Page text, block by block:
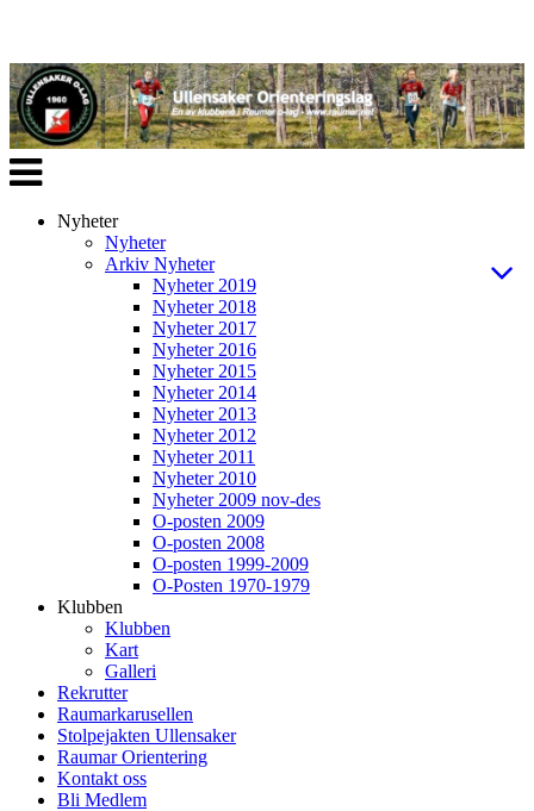
Veksle
navigasjon
Nyheter
Nyheter
Arkiv Nyheter
Nyheter 2019
Nyheter 2018
Nyheter 2017
Nyheter 2016
Nyheter 2015
Nyheter 2014
Nyheter 2013
Nyheter 2012
Nyheter 2011
Nyheter 2010
Nyheter 2009 nov-des
O-posten 2009
O-posten 2008
O-posten 1999-2009
O-Posten 1970-1979
Klubben
Klubben
Kart
Galleri
Rekrutter
Raumarkarusellen
Stolpejakten Ullensaker
Raumar Orientering
Kontakt oss
Bli Medlem